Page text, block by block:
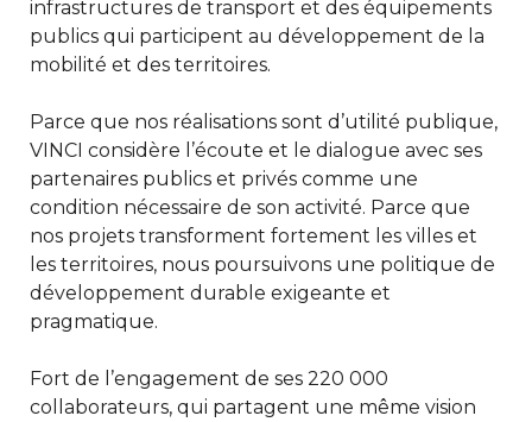
infrastructures de transport et des équipements
publics qui participent au développement de la
mobilité et des territoires.
Parce que nos réalisations sont d’utilité publique,
VINCI considère l’écoute et le dialogue avec ses
partenaires publics et privés comme une
condition nécessaire de son activité. Parce que
nos projets transforment fortement les villes et
les territoires, nous poursuivons une politique de
développement durable exigeante et
pragmatique.
Fort de l’engagement de ses 220 000
collaborateurs, qui partagent une même vision